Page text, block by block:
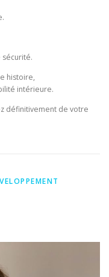
sécurité.
histoire,
intérieure.
définitivement de votre